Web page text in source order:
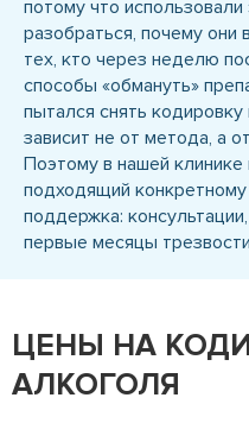
потому что
разобраться, почему
тех, кто через неделю
способы «обмануть»
пытался снять
зависит не от метода, а
Поэтому в нашей
подходящий
поддержка:
первые месяцы
ЦЕНЫ НА
АЛКОГОЛЯ